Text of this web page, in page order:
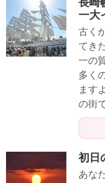
一大
古く
てき
一の
多く
ます
の街
初日
あな